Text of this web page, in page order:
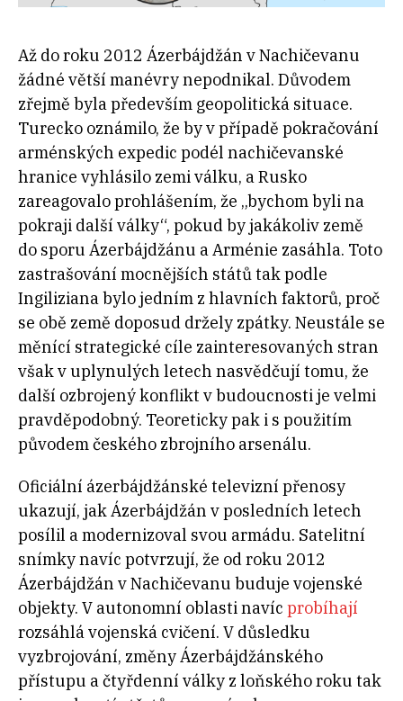
Až do roku 2012 Ázerbájdžán v Nachičevanu
žádné větší manévry nepodnikal. Důvodem
zřejmě byla především geopolitická situace.
Turecko oznámilo, že by v případě pokračování
arménských expedic podél nachičevanské
hranice vyhlásilo zemi válku, a Rusko
zareagovalo prohlášením, že „bychom byli na
pokraji další války“, pokud by jakákoliv země
do sporu Ázerbájdžánu a Arménie zasáhla. Toto
zastrašování mocnějších států tak podle
Ingiliziana bylo jedním z hlavních faktorů, proč
se obě země doposud držely zpátky. Neustále se
měnící strategické cíle zainteresovaných stran
však v uplynulých letech nasvědčují tomu, že
další ozbrojený konflikt v budoucnosti je velmi
pravděpodobný. Teoreticky pak i s použitím
původem českého zbrojního arsenálu.
Oficiální ázerbájdžánské televizní přenosy
ukazují, jak Ázerbájdžán v posledních letech
posílil a modernizoval svou armádu. Satelitní
snímky navíc potvrzují, že od roku 2012
Ázerbájdžán v Nachičevanu buduje vojenské
objekty. V autonomní oblasti navíc probíhají
rozsáhlá vojenská cvičení. V důsledku
vyzbrojování, změny Ázerbájdžánského
přístupu a čtyřdenní války z loňského roku tak